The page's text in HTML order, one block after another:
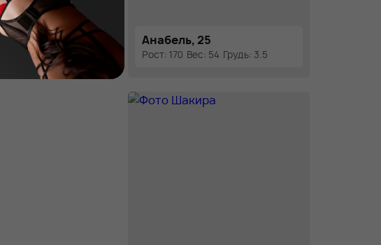
Анабель, 25
Рост: 170 Вес: 54 Грудь: 3.5